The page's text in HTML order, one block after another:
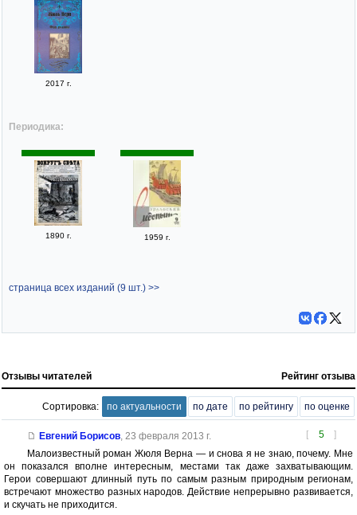
2017 г.
Периодика:
1890 г. 1959 г.
страница всех изданий (9 шт.) >>
Отзывы читателей Рейтинг отзыва
Сортировка: по актуальности по дате по рейтингу по оценке
[ 5 ]
Евгений Борисов, 23 февраля 2013 г.
Малоизвестный роман Жюля Верна — и снова я не знаю, почему. Мне
он показался вполне интересным, местами так даже захватывающим.
Герои совершают длинный путь по самым разным природным регионам,
встречают множество разных народов. Действие непрерывно развивается,
и скучать не приходится.